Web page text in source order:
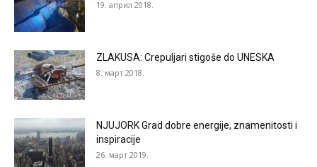
19. април 2018.
ZLAKUSA: Crepuljari stigoše do UNESKA
8. март 2018.
NJUJORK Grad dobre energije, znamenitosti i
inspiracije
26. март 2019.